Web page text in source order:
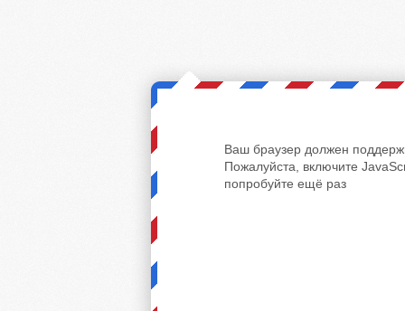
Ваш браузер должен
Пожалуйста, включите
попробуйте ещё раз